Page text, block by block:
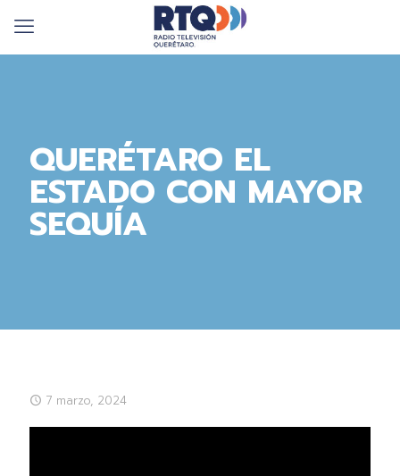
QUERÉTARO EL
ESTADO CON MAYOR
SEQUÍA
7 marzo, 2024